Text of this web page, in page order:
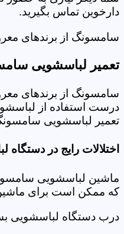
دارخوین تماس بگیرید.
سامسونگ از برندهای
تعمیر لباسشویی
سامسونگ از برندهای
درست استفاده از
تعمیر لباسشویی
اختلالات رایج در
ماشین لباسشویی
که ممکن است برای
درب دستگاه لباسشویی